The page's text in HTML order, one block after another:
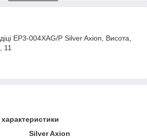
EP3-004XAG/P Silver Axion, Висота,
11
Silver Axion